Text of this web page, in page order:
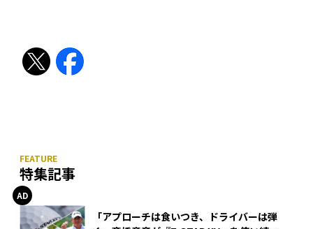
特集記事
「アプローチは食いつき、ドライバーは弾